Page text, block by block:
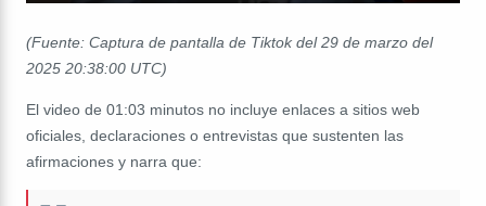
(Fuente: Captura de pantalla de Tiktok del 29 de marzo del
2025 20:38:00 UTC)
El video de 01:03 minutos no incluye enlaces a sitios web
oficiales, declaraciones o entrevistas que sustenten las
afirmaciones y narra que: